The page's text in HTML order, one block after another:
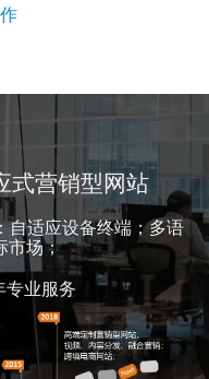
式营销型网站
自适应设备终端；多语
市场；
专业服务